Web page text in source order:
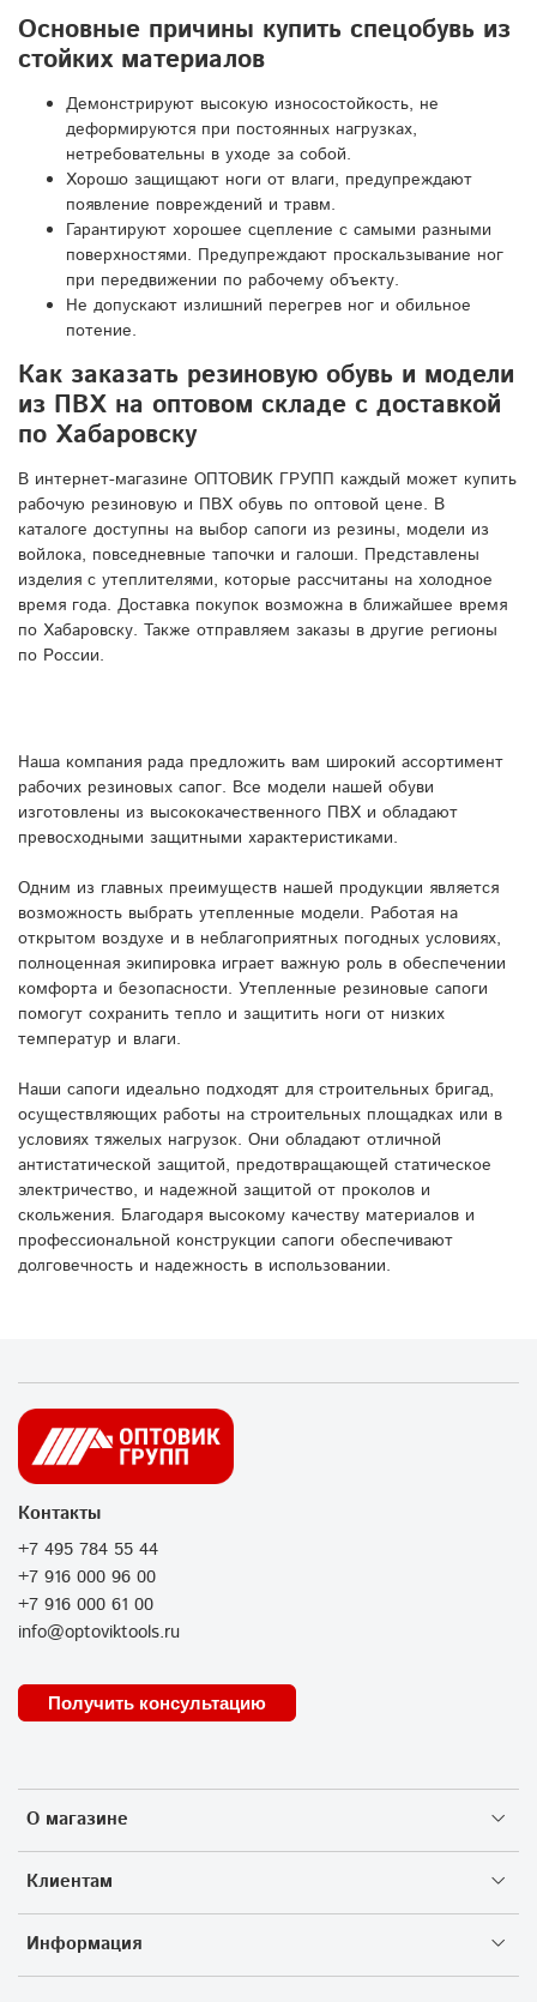
Основные причины купить спецобувь из
стойких материалов
Демонстрируют высокую износостойкость, не
деформируются при постоянных нагрузках,
нетребовательны в уходе за собой.
Хорошо защищают ноги от влаги, предупреждают
появление повреждений и травм.
Гарантируют хорошее сцепление с самыми разными
поверхностями. Предупреждают проскальзывание ног
при передвижении по рабочему объекту.
Не допускают излишний перегрев ног и обильное
потение.
Как заказать резиновую обувь и модели
из ПВХ на оптовом складе с доставкой
по Хабаровску
В интернет-магазине ОПТОВИК ГРУПП каждый может купить
рабочую резиновую и ПВХ обувь по оптовой цене. В
каталоге доступны на выбор сапоги из резины, модели из
войлока, повседневные тапочки и галоши. Представлены
изделия с утеплителями, которые рассчитаны на холодное
время года. Доставка покупок возможна в ближайшее время
по Хабаровску. Также отправляем заказы в другие регионы
по России.
Наша компания рада предложить вам широкий ассортимент
рабочих резиновых сапог. Все модели нашей обуви
изготовлены из высококачественного ПВХ и обладают
превосходными защитными характеристиками.
Одним из главных преимуществ нашей продукции является
возможность выбрать утепленные модели. Работая на
открытом воздухе и в неблагоприятных погодных условиях,
полноценная экипировка играет важную роль в обеспечении
комфорта и безопасности. Утепленные резиновые сапоги
помогут сохранить тепло и защитить ноги от низких
температур и влаги.
Наши сапоги идеально подходят для строительных бригад,
осуществляющих работы на строительных площадках или в
условиях тяжелых нагрузок. Они обладают отличной
антистатической защитой, предотвращающей статическое
электричество, и надежной защитой от проколов и
скольжения. Благодаря высокому качеству материалов и
профессиональной конструкции сапоги обеспечивают
долговечность и надежность в использовании.
О магазине
Клиентам
Информация
Контакты
+7 495 784 55 44
+7 916 000 96 00
+7 916 000 61 00
info@optoviktools.ru
Получить консультацию